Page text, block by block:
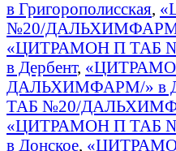
в Григорополисская,
№20/ДАЛЬХИМФАРМ/»
«ЦИТРАМОН П ТАБ
в Дербент,
ДАЛЬХИМФАРМ/» в
ТАБ №20/
«ЦИТРАМОН П ТАБ
в Донское,